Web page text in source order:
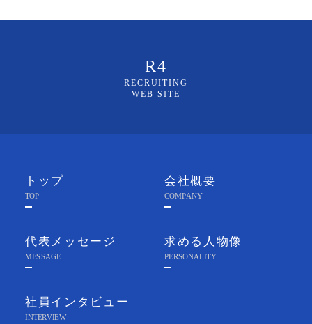
R4
RECRUITING
WEB SITE
トップ
TOP
会社概要
COMPANY
代表メッセージ
MESSAGE
求める人物像
PERSONALITY
社員インタビュー
INTERVIEW